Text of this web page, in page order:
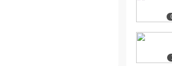
[13] 哈尔